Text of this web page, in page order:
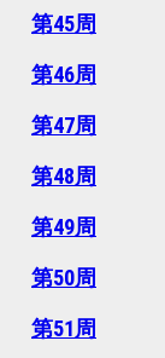
第45周
第46周
第47周
第48周
第49周
第50周
第51周